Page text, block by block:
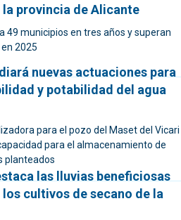
la provincia de Alicante
49 municipios en tres años y superan
2025
nuevas actuaciones para
y potabilidad del agua
para el pozo del Maset del Vicari
para el almacenamiento de
planteados
las lluvias beneficiosas
cultivos de secano de la